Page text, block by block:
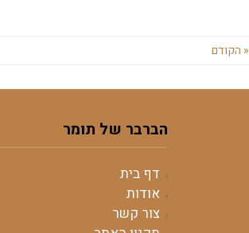
« הקודם
הברבר של תומר
דף בית
אודות
צור קשר